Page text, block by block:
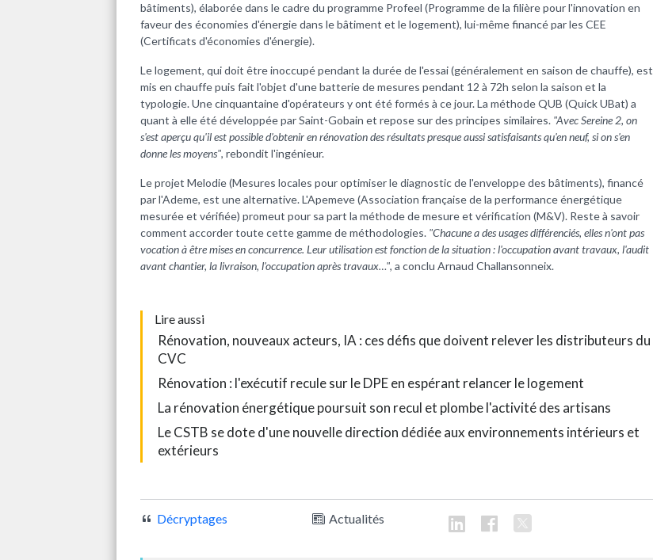
bâtiments), élaborée dans le cadre du programme Profeel (Programme de la filière pour l'innovation en
faveur des économies d'énergie dans le bâtiment et le logement), lui-même financé par les CEE
(Certificats d'économies d'énergie).
Le logement, qui doit être inoccupé pendant la durée de l'essai (généralement en saison de chauffe), est
mis en chauffe puis fait l'objet d'une batterie de mesures pendant 12 à 72h selon la saison et la
typologie. Une cinquantaine d'opérateurs y ont été formés à ce jour. La méthode QUB (Quick UBat) a
quant à elle été développée par Saint-Gobain et repose sur des principes similaires. "Avec Sereine 2, on
s'est aperçu qu'il est possible d'obtenir en rénovation des résultats presque aussi satisfaisants qu'en neuf, si on s'en
donne les moyens", rebondit l'ingénieur.
Le projet Melodie (Mesures locales pour optimiser le diagnostic de l'enveloppe des bâtiments), financé
par l'Ademe, est une alternative. L'Apemeve (Association française de la performance énergétique
mesurée et vérifiée) promeut pour sa part la méthode de mesure et vérification (M&V). Reste à savoir
comment accorder toute cette gamme de méthodologies. "Chacune a des usages différenciés, elles n'ont pas
vocation à être mises en concurrence. Leur utilisation est fonction de la situation : l'occupation avant travaux, l'audit
avant chantier, la livraison, l'occupation après travaux…", a conclu Arnaud Challansonneix.
Lire aussi
Rénovation, nouveaux acteurs, IA : ces défis que doivent relever les distributeurs du
CVC
Rénovation : l'exécutif recule sur le DPE en espérant relancer le logement
La rénovation énergétique poursuit son recul et plombe l'activité des artisans
Le CSTB se dote d'une nouvelle direction dédiée aux environnements intérieurs et
extérieurs
Décryptages Actualités